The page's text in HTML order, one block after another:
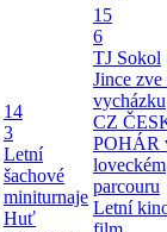
14
3
Letní
šachové
miniturnaje
Huť
15
6
TJ Sokol
Jince zve
vycházku
CZ
POHÁR
loveckém
parcouru
Letní